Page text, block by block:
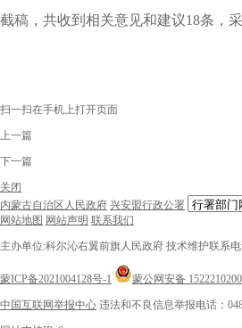
截稿，共收到相关意见和建议18条，采
扫一扫在手机上打开页面
上一篇
下一篇
关闭
内蒙古自治区人民政府 兴安盟行政公署
网站地图 网站声明 联系我们
主办单位:科尔沁右翼前旗人民政府 技术维护联系电
蒙ICP备2021004128号-1 蒙公网安备
中国互联网举报中心 违法和不良信息举报电话：